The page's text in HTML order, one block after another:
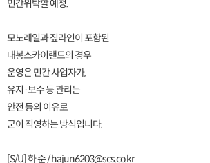
민간위탁할 예정.
모노레일과 짚라인이 포함된
대봉스카이랜드의 경우
운영은 민간 사업자가,
유지·보수 등 관리는
안전 등의 이유로
군이 직영하는 방식입니다.
[S/U] 하 준 / hajun6203@scs.co.kr